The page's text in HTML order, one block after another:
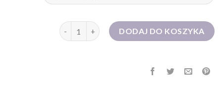
ilość orsay sukienkiDODAJ DO KOSZYKA